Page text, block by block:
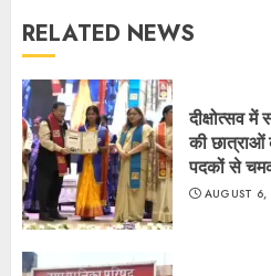
RELATED NEWS
दीक्षोत्सव में
की छात्राओं
पदकों से
AUGUST